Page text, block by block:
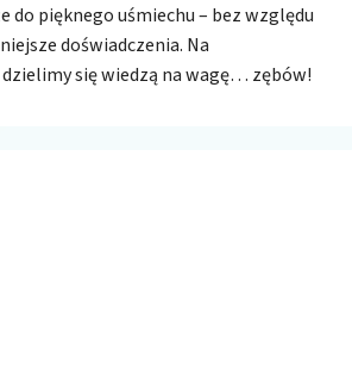
do pięknego uśmiechu – bez względu
doświadczenia. Na
się wiedzą na wagę… zębów!